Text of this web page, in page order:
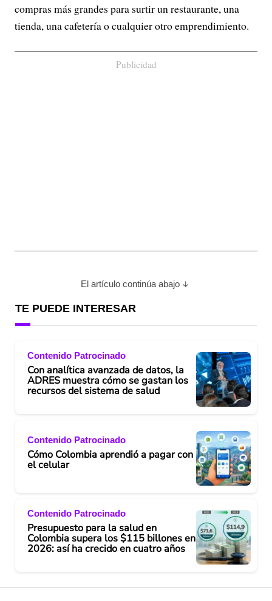
compras más grandes para surtir un restaurante, una
tienda, una cafetería o cualquier otro emprendimiento.
Publicidad
El artículo continúa abajo
TE PUEDE INTERESAR
Contenido Patrocinado
Con analítica avanzada de datos, la
ADRES muestra cómo se gastan los
recursos del sistema de salud
Contenido Patrocinado
Cómo Colombia aprendió a pagar con
el celular
Contenido Patrocinado
Presupuesto para la salud en
Colombia supera los $115 billones en
2026: así ha crecido en cuatro años